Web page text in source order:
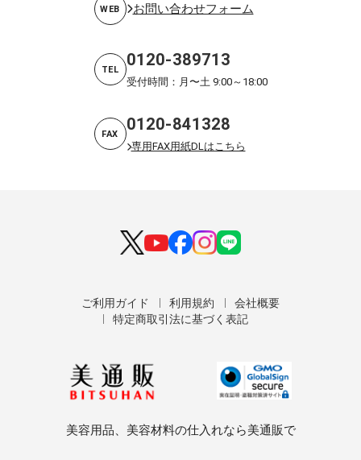
WEB お問い合わせフォーム
TEL 0120-389713
受付時間：月〜土 9:00～18:00
FAX 0120-841328
専用FAX用紙DLはこちら
ご利用ガイド 利用規約
会社概要
特定商取引法に基づく表記
美容用品、美容材料の仕入れなら美通販で